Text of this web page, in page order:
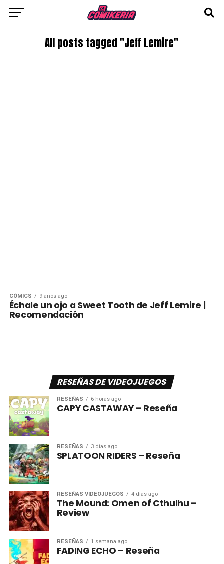
All posts tagged "Jeff Lemire"
CÓMICS 9 años ago
Échale un ojo a Sweet Tooth de Jeff Lemire |
Recomendación
RESEÑAS DE VIDEOJUEGOS
RESEÑAS 6 horas ago
CAPY CASTAWAY – Reseña
RESEÑAS 3 días ago
SPLATOON RIDERS – Reseña
RESEÑAS VIDEOJUEGOS 4 días ago
The Mound: Omen of Cthulhu –
Review
RESEÑAS 1 semana ago
FADING ECHO – Reseña